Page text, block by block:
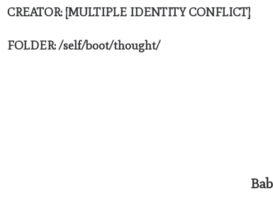
CREATOR: [MULTIPLE IDENTITY CONFLICT]
FOLDER: /self/boot/thought/